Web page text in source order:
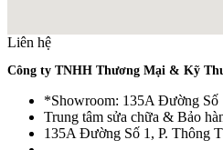
Liên hệ
Công ty TNHH Thương Mại & Kỹ
*Showroom: 135A Đường
Trung tâm sửa chữa & Bảo
135A Đường Số 1, P. Thông